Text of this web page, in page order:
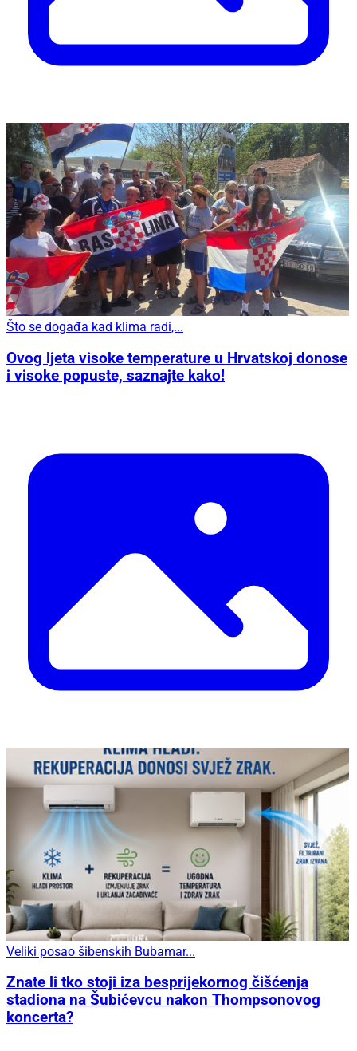
Što se događa kad klima radi,...
Ovog ljeta visoke temperature u Hrvatskoj donose
i visoke popuste, saznajte kako!
Veliki posao šibenskih Bubamar...
Znate li tko stoji iza besprijekornog čišćenja
stadiona na Šubićevcu nakon Thompsonovog
koncerta?